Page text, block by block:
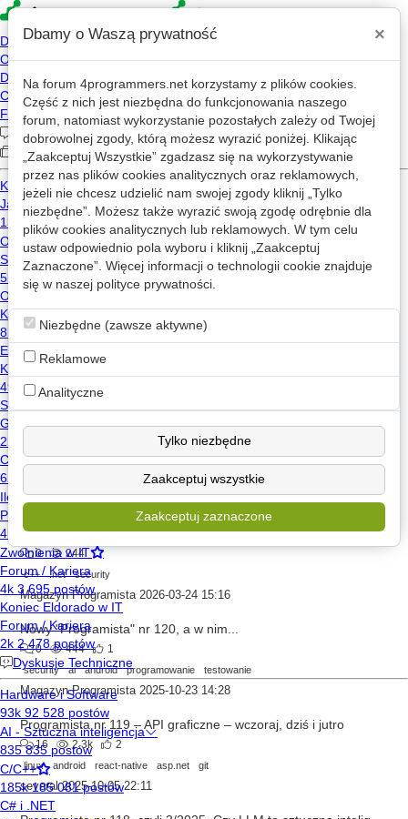
4p » Forum
Magazyn Programista
1 2 3 6 »
Nowy wątek
Wyszukiwarka artykułów
2 7.1k
Magazyn Programista 2024-07-15 13:20
ProgramistaApp – czytaj i słuchaj „Programisty” w aplikacji
0 230
2
react-native
Magazyn Programista
0
215
javascript ai
Magazyn Programista 2026-06-09 13:10
Zbuduj własny poligon red team (Programista nr 122 już w Empikach❗)
0
244
c++
.net security
Magazyn Programista 2026-03-24 15:16
Nowy "Programista" nr 120, a w nim...
0 444
1
security
ai android programowanie testowanie
Magazyn Programista 2025-10-23 14:28
Programista nr 119 – API graficzne – wczoraj, dziś i jutro
16 2.3k
2
linux
android react-native asp.net git
several 2025-10-05 22:11
Dbamy o Waszą prywatność ×
Na forum 4programmers.net korzystamy z plików cookies.
Część z nich jest niezbędna do funkcjonowania naszego
forum, natomiast wykorzystanie pozostałych zależy od Twojej
dobrowolnej zgody, którą możesz wyrazić poniżej. Klikając
„Zaakceptuj Wszystkie” zgadzasz się na wykorzystywanie
przez nas plików cookies analitycznych oraz reklamowych,
jeżeli nie chcesz udzielić nam swojej zgody kliknij „Tylko
niezbędne”. Możesz także wyrazić swoją zgodę odrębnie dla
plików cookies analitycznych lub reklamowych. W tym celu
ustaw odpowiednio pola wyboru i kliknij „Zaakceptuj
Zaznaczone”. Więcej informacji o technologii cookie znajduje
się w naszej polityce prywatności.
Niezbędne (zawsze aktywne)
Reklamowe
Analityczne
Tylko niezbędne
Zaakceptuj wszystkie
Zaakceptuj zaznaczone